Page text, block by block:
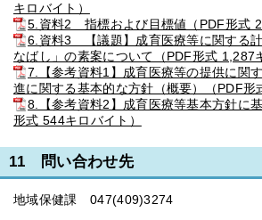
キロバイト）
5.資料2 指標および目標値（PDF形式
6.資料3 【議題】成育医療等に関する
なばし」の素案について（PDF形式 1,287
7.【参考資料1】成育医療等の提供に関
進に関する基本的な方針（概要）（PDF形
8.【参考資料2】成育医療等基本方針に
形式 544キロバイト）
11 問い合わせ先
地域保健課 047(409)3274